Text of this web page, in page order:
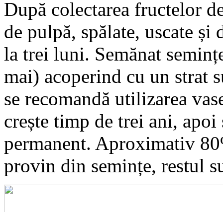
După colectarea fructelor
de pulpă, spălate, uscate și
la trei luni. Semănat
mai) acoperind cu un strat
se recomandă utilizarea
crește timp de trei ani,
permanent. Aproximativ
provin din semințe, restul